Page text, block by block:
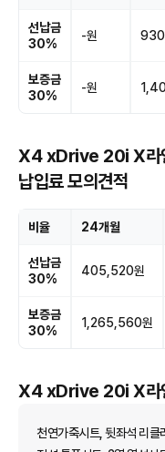
선납금
30%
-원
보증금
30%
-원
X4 xDrive 20i X라
납입료 모의견적
비율 24개월
선납금
30%
405,520원
보증금
30%
1,265,560원
X4 xDrive 20i X라
천연가죽시트, 뒷좌석 리클